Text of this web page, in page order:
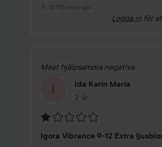
10793 visningar
Logga in för
Mest hjälpsamma negativa
Ida Karin Maria
2 år
Inlägget skapades 2 år
1
Igora Vibrance 9-12 Extra